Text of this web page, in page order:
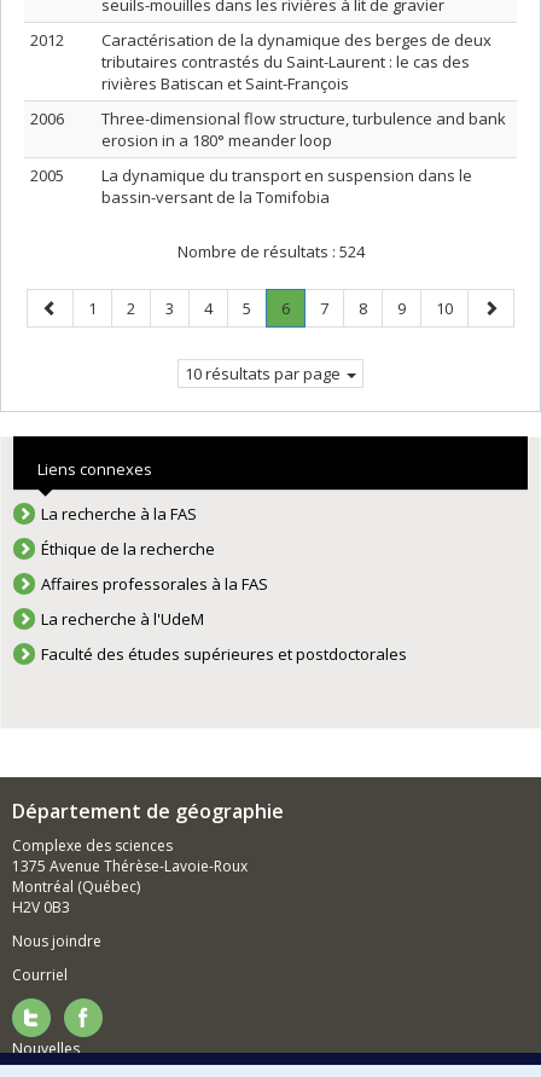
seuils-mouilles dans les rivières à lit de gravier
2012
Caractérisation de la dynamique des berges de deux
tributaires contrastés du Saint-Laurent : le cas des
rivières Batiscan et Saint-François
2006
Three-dimensional flow structure, turbulence and bank
erosion in a 180° meander loop
2005
La dynamique du transport en suspension dans le
bassin-versant de la Tomifobia
Nombre de résultats : 524
Page
précédente
Page
1 Page
2 Page
3 Page
4 Page
5 Page
6.
Page
Page
7 Page
8 Page
9 Page
10
Page
10 résultats par page
Liens connexes
La recherche à la FAS
Éthique de la recherche
Affaires professorales à la FAS
La recherche à l'UdeM
Faculté des études supérieures et postdoctorales
Département de géographie
Complexe des sciences
1375 Avenue Thérèse-Lavoie-Roux
Montréal (Québec)
H2V 0B3
Nous joindre
Courriel
Nouvelles